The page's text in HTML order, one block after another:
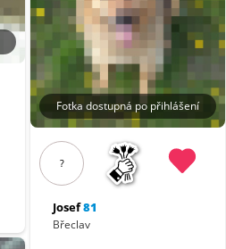
Fotka dostupná po přihlášení
?
Josef81
Břeclav